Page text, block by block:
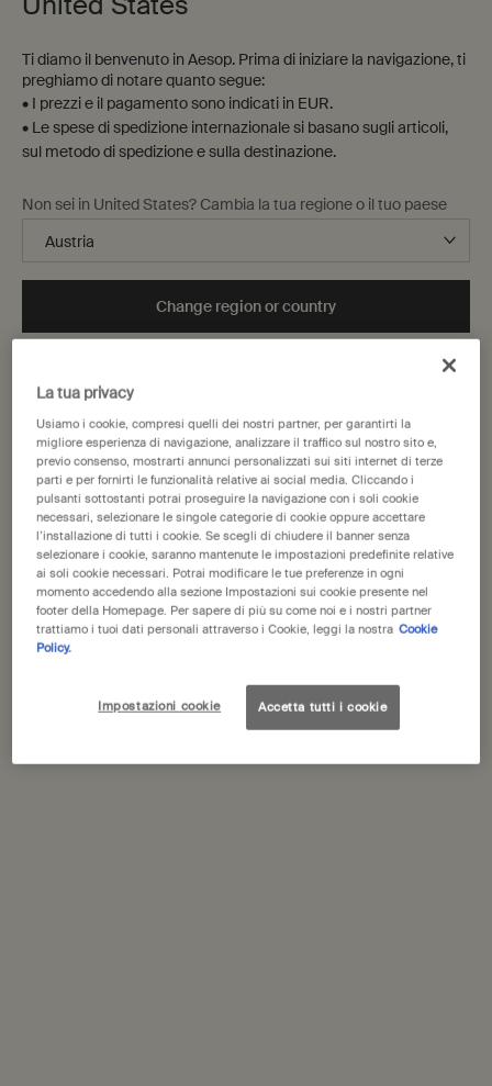
One size only Selected
60 mL
13,00 €
, 1 of 1
Schede PDP
Descrizione
Dentifricio senza fluoruro dal gusto distintivo per detergere
efficacemente denti e gengive.
Aroma:Menta, Anice, Spezie
Pulito, rinfrescato, rinvigorito
Ingredienti principali:Olivello Spinoso, Cardamomo, Ravanello
La tua privacy
Usiamo i cookie, compresi quelli dei nostri partner, per garantirti la
migliore esperienza di navigazione, analizzare il traffico sul nostro sito e,
previo consenso, mostrarti annunci personalizzati sui siti internet di terze
parti e per fornirti le funzionalità relative ai social media. Cliccando i
pulsanti sottostanti potrai proseguire la navigazione con i soli cookie
necessari, selezionare le singole categorie di cookie oppure accettare
l’installazione di tutti i cookie. Se scegli di chiudere il banner senza
selezionare i cookie, saranno mantenute le impostazioni predefinite relative
ai soli cookie necessari. Potrai modificare le tue preferenze in ogni
momento accedendo alla sezione Impostazioni sui cookie presente nel
footer della Homepage. Per sapere di più su come noi e i nostri partner
trattiamo i tuoi dati personali attraverso i Cookie, leggi la nostra Cookie
Policy.
Impostazioni cookie Accetta tutti i cookie
Ti diamo il benvenuto in Aesop. Prima di iniziare la navigazione, ti
preghiamo di notare quanto segue:
• I prezzi e il pagamento sono indicati in EUR.
• Le spese di spedizione internazionale si basano sugli articoli,
sul metodo di spedizione e sulla destinazione.
Non sei in United States? Cambia la tua regione o il tuo paese
Change region or country